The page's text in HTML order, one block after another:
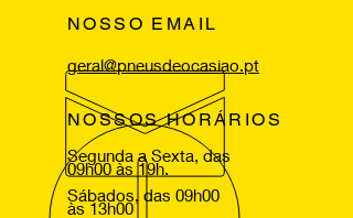
NOSSO EMAIL
geral@pneusdeocasiao.pt
NOSSOS HORÁRIOS
Segunda a Sexta, das
09h00 às 19h.
Sábados, das 09h00
às 13h00